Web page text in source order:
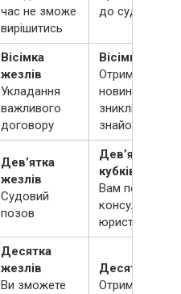
час не зможе
вирішитись
до суду
Вісімка
жезлів
Укладання
важливого
договору
Вісімка
Отримання
новин про
зниклих
знайомих
Дев’ятка
жезлів
Судовий
позов
Дев’ятка
кубків
Вам потрібна
консультація
юриста
Десятка
жезлів
Ви зможете
Десятка
Отримання